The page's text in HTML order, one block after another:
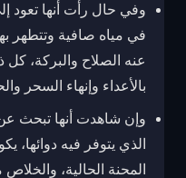
وفي حال رأت أنها تعود
في مياه صافية وتتطهر
عنه الصلاح والبركة،
بالأعداء وإنهاء السحر
وإن شاهدت أنها تبحث
الذي يتوفر فيه دوائها،
المحنة الحالية،